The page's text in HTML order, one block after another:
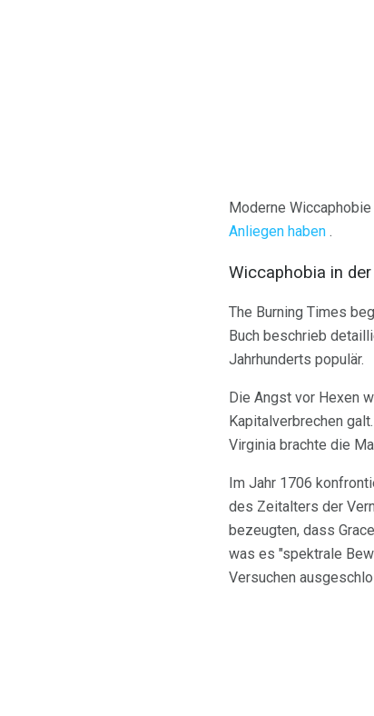
Moderne
Anliegen haben .
Wiccaphobia in
The Burning Times
Buch beschrieb
Jahrhunderts populär.
Die Angst vor Hexen
Kapitalverbrechen
Virginia brachte die
Im Jahr 1706
des Zeitalters der
bezeugten, dass
was es "spektrale
Versuchen